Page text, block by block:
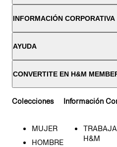
INFORMACIÓN CORPORATIVA
AYUDA
CONVERTITE EN H&M
Colecciones
MUJER
HOMBRE
Información
H&M